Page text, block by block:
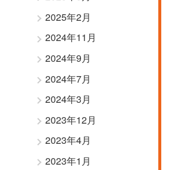
2025年2月
2024年11月
2024年9月
2024年7月
2024年3月
2023年12月
2023年4月
2023年1月